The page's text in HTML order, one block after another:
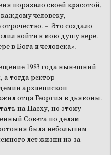
поразило своей красотой,
человеку, –
– Это создало
войти в мою душу вере.
в Бога и человека».
1983 года нынешний
а тогда ректор
архиепископ
отца Георгия в дьяконы.
на Пасху, но этому
Совета по делам
была небольшим
лет жизни из-за